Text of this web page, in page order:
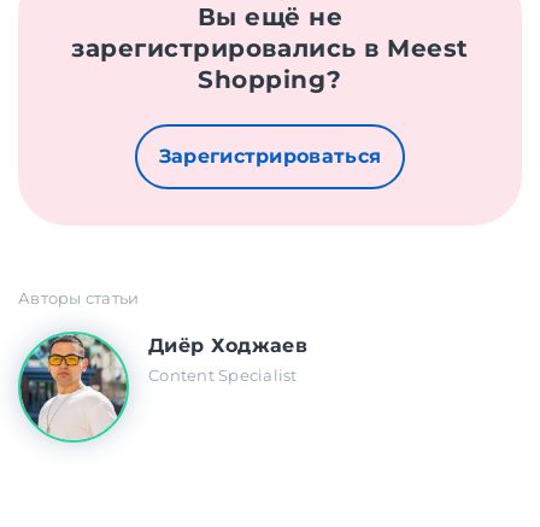
Вы ещё не
зарегистрировались в Meest
Shopping?
Зарегистрироваться
Авторы статьи
Диёр Ходжаев
Content Specialist